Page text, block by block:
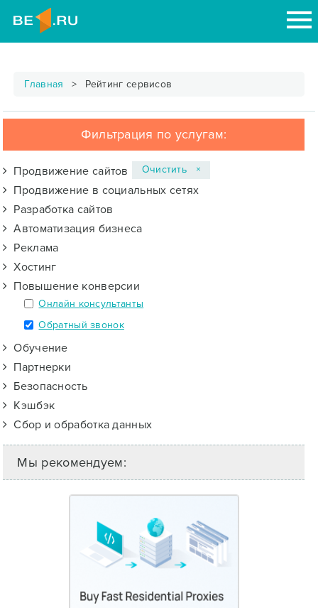
Главная Рейтинг сервисов
Фильтрация по услугам:
Продвижение сайтов
Продвижение в социальных сетях
Разработка сайтов
Автоматизация бизнеса
Реклама
Хостинг
Повышение конверсии
Онлайн консультанты
Обратный звонок
Обучение
Партнерки
Безопасность
Кэшбэк
Сбор и обработка данных
Очистить ×
Мы рекомендуем: